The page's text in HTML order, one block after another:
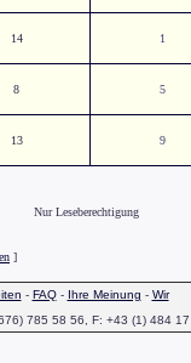
14 1
8 5
13 9
Nur Leseberechtigung
]
- FAQ- Ihre Meinung - Wir
785 58 56, F: +43 (1) 484